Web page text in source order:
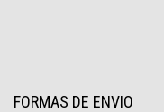
FORMAS DE ENVIO